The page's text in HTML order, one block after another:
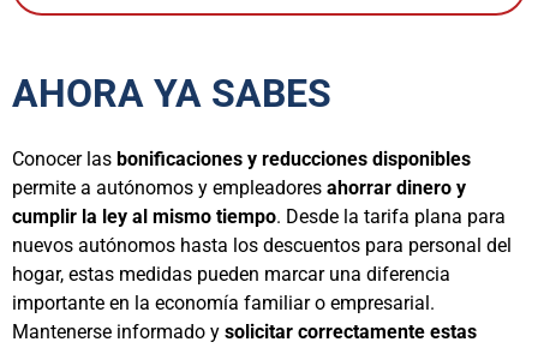
AHORA YA SABES
Conocer las bonificaciones y reducciones disponibles
permite a autónomos y empleadores ahorrar dinero y
cumplir la ley al mismo tiempo. Desde la tarifa plana para
nuevos autónomos hasta los descuentos para personal del
hogar, estas medidas pueden marcar una diferencia
importante en la economía familiar o empresarial.
Mantenerse informado y solicitar correctamente estas